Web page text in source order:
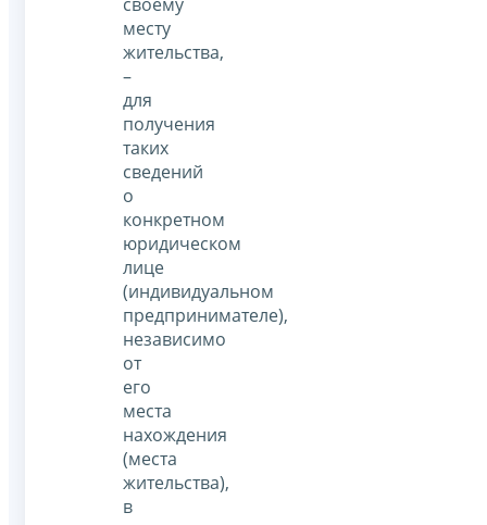
месту
жительства,
–
для
получения
таких
сведений
о
конкретном
юридическом
лице
(индивидуальном
предпринимателе),
независимо
от
его
места
нахождения
(места
жительства),
в